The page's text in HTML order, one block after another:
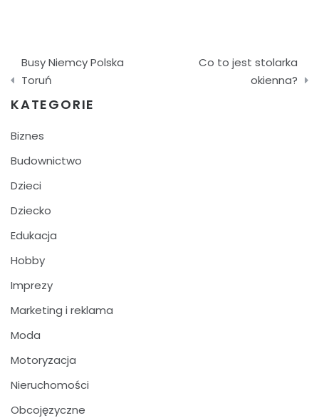
Nawigacja
wpisu
Busy Niemcy Polska
Toruń
Co to jest stolarka
okienna?
KATEGORIE
Biznes
Budownictwo
Dzieci
Dziecko
Edukacja
Hobby
Imprezy
Marketing i reklama
Moda
Motoryzacja
Nieruchomości
Obcojęzyczne